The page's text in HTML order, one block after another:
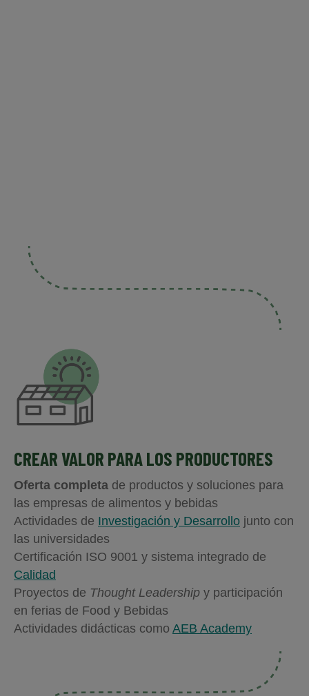
CREAR VALOR PARA LOS PRODUCTORES
Oferta completa de productos y soluciones para
las empresas de alimentos y bebidas
Actividades de Investigación y Desarrollo junto con
las universidades
Certificación ISO 9001 y sistema integrado de
Calidad
Proyectos de Thought Leadership y participación
en ferias de Food y Bebidas
Actividades didácticas como AEB Academy